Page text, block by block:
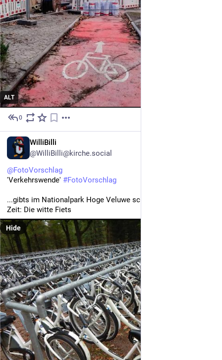
ALT
0
WilliBilli
@WilliBilli@kirche.social
@FotoVorschlag
'Verkehrswende' #FotoVorschlag
...gibts im Nationalpark Hoge Veluwe schon seit ganz langer
Zeit: Die witte Fiets
Hide